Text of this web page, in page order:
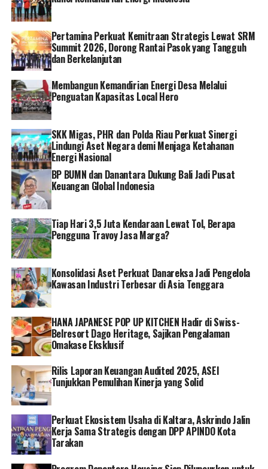
“Kami terus memperbanyak SPKLU untuk bisa
meningkatkan kepercayaan masyarakat beralih ke
kendaraan listrik. PLN berkomitmen untuk mendukung
ekosistem yang mumpuni dan andal bagi pengguna
kendaraan listrik (EV) di Indonesia,” kata Darmawan.
Darmawan melanjutkan, SPKLU ini didukung dengan
tiga jenis pengisian daya yang siap beroperasi secara
optimal untuk memenuhi kebutuhan masyarakat, di
antaranya jenis medium charging, fast charging, hingga
ultra fast charging.
Adapun sebaran 616 SPKLU yang tersebar pada 237
lokasi; Pulau Jawa 171 lokasi, Bali 34 lokasi, Sumatra 35
lokasi, Kalimantan 12 lokasi, Sulawesi 14 lokasi, Maluku
2 lokasi, Nusa Tenggara 9 lokasi dan Papua 2 lokasi.
Lokasi tersebut dapat di cek melalui aplikasi PLN Mobile.
PLN juga memudahkan masyarakat mengecek lokasi
SPKLU melalui aplikasi PLN Mobile.
“Bagi para pengguna kendaraan listrik yang ingin
mengisi daya tinggal buka aplikasi PLN Mobile,
kemudian pilih fitur electric vehicle, lalu pilih SPKLU.
PLN Mobile akan menampilkan sejumlah SPKLU yang
terdekat dan aktif dengan lokasi pengguna mobil
listrik,” pungkas Darmawan.[]
Pertamina Perkuat Kemitraan Strategis Lewat SRM
Summit 2026, Dorong Rantai Pasok yang Tangguh
dan Berkelanjutan
Membangun Kemandirian Energi Desa Melalui
Penguatan Kapasitas Local Hero
SKK Migas, PHR dan Polda Riau Perkuat Sinergi
Lindungi Aset Negara demi Menjaga Ketahanan
Energi Nasional
BP BUMN dan Danantara Dukung Bali Jadi Pusat
Keuangan Global Indonesia
Tiap Hari 3,5 Juta Kendaraan Lewat Tol, Berapa
Pengguna Travoy Jasa Marga?
Konsolidasi Aset Perkuat Danareksa Jadi Pengelola
Kawasan Industri Terbesar di Asia Tenggara
HANA JAPANESE POP UP KITCHEN Hadir di Swiss-
Belresort Dago Heritage, Sajikan Pengalaman
Omakase Eksklusif
Rilis Laporan Keuangan Audited 2025, ASEI
Tunjukkan Pemulihan Kinerja yang Solid
Perkuat Ekosistem Usaha di Kaltara, Askrindo Jalin
Kerja Sama Strategis dengan DPP APINDO Kota
Tarakan